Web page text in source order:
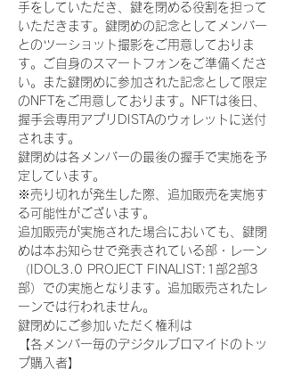
手をしていただき、鍵を閉める役割を担って
いただきます。鍵閉めの記念としてメンバー
とのツーショット撮影をご用意しておりま
す。ご自身のスマートフォンをご準備くださ
い。また鍵閉めに参加された記念として限定
のNFTをご用意しております。NFTは後日、
握手会専用アプリDISTAのウォレットに送付
されます。
鍵閉めは各メンバーの最後の握手で実施を予
定しています。
※売り切れが発生した際、追加販売を実施す
る可能性がございます。
追加販売が実施された場合においても、鍵閉
めは本お知らせで発表されている部・レーン
（IDOL3.0 PROJECT FINALIST:1部2部3
部）での実施となります。追加販売されたレ
ーンでは行われません。
鍵閉めにご参加いただく権利は
【各メンバー毎のデジタルブロマイドのトッ
プ購入者】